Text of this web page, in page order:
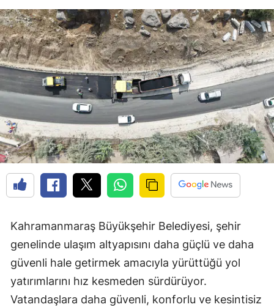
Kahramanmaraş Büyükşehir Belediyesi, şehir
genelinde ulaşım altyapısını daha güçlü ve daha
güvenli hale getirmek amacıyla yürüttüğü yol
yatırımlarını hız kesmeden sürdürüyor.
Vatandaşlara daha güvenli, konforlu ve kesintisiz